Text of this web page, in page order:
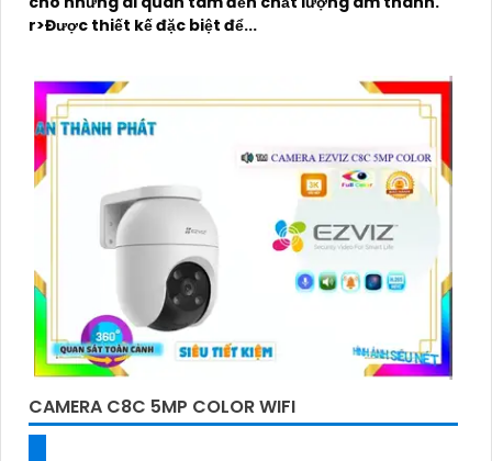
r>Được thiết kế đặc biệt để...
CAMERA C8C 5MP COLOR WIFI